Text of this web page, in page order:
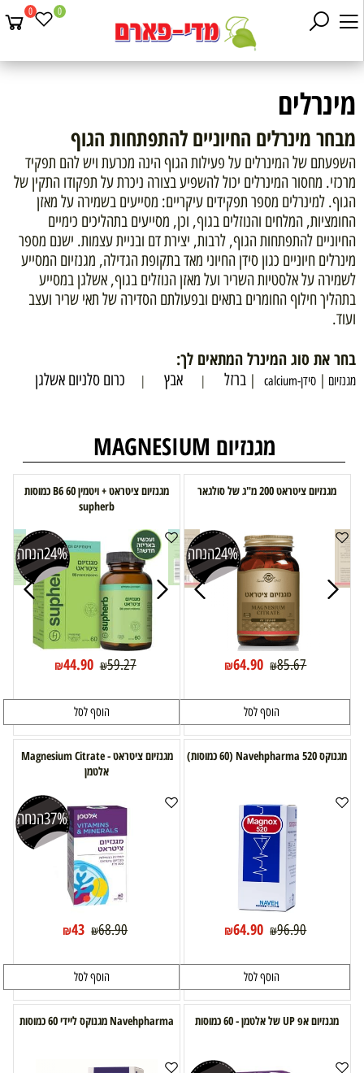
0 0
מינרלים
מבחר מינרלים החיוניים להתפתחות הגוף
השפעתם של המינרלים על פעילות הגוף הינה מכרעת ויש להם תפקיד
מרכזי. מחסור המינרלים יכול להשפיע בצורה ניכרת על תפקודו התקין של
הגוף. למינרלים מספר תפקידים עיקריים: מסייעים בשמירה על מאזן
החומציות, המלחים והנוזלים בגוף, וכן, מסייעים בתהליכים כימיים
החיוניים להתפתחות הגוף, לרבות, יצירת דם ובניית עצמות. ישנם מספר
מינרלים חיוניים כגון סידן החיוני מאד בתקופת הגדילה, מגנזיום המסייע
לשמירה על אלסטיות השריר ועל מאזן הנוזלים בגוף, אשלגן במסייע
בתהליך חילוף החומרים בתאים ובפעולתם הסדירה של תאי שריר ועצב
ועוד.
בחר את סוג המינרל המתאים לך:
מגנזיום | סידן-calcium | ברזל | אבץ | כרום סלניום אשלגן
מגנזיום MAGNESIUM
מגנזיום ציטראט 200 מ"ג של סולגאר
24%הנחה
₪85.67
₪64.90
הוסף לסל
מגנזיום ציטראט + ויטמין B6 60 כמוסות
supherb
24%הנחה
₪59.27
₪44.90
הוסף לסל
מגנוקס 520 Navehpharma (60 כמוסות)
₪96.90
₪64.90
הוסף לסל
מגנזיום ציטראט - Magnesium Citrate
אלטמן
37%הנחה
₪68.90
₪43
הוסף לסל
מגנזיום אפ UP של אלטמן - 60 כמוסות Navehpharma מגנוקס ליידי 60 כמוסות